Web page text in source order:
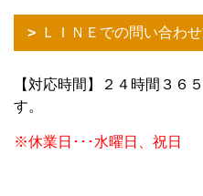
ＬＩＮＥでの問い合わ
【対応時間】２４時間３６
す。
※休業日･･･水曜日、祝日